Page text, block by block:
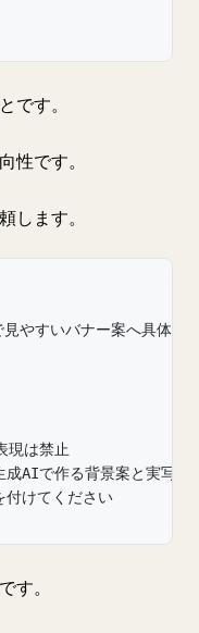
です。
性です。
します。
やすいバナー案へ具体化
現は禁止
AIで作る背景案と実写素
けてください
す。